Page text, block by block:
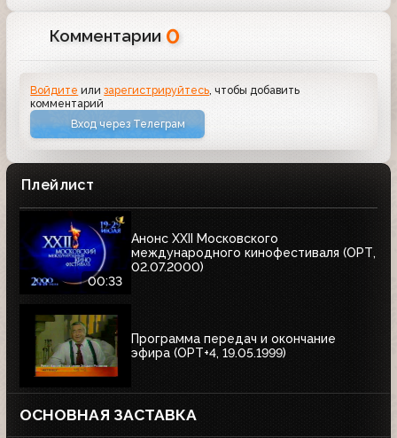
Комментарии 0
Войдите илизарегистрируйтесь, чтобы добавить
комментарий
Вход через Телеграм
Плейлист
00:33
Анонс XXII Московского
международного кинофестиваля (ОРТ,
02.07.2000)
Программа передач и окончание
эфира (ОРТ+4, 19.05.1999)
ОСНОВНАЯ ЗАСТАВКА